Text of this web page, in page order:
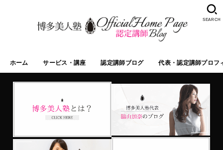
ホーム サービス・講座 認定講師ブログ 代表・認定講師プロフ
SEARCH